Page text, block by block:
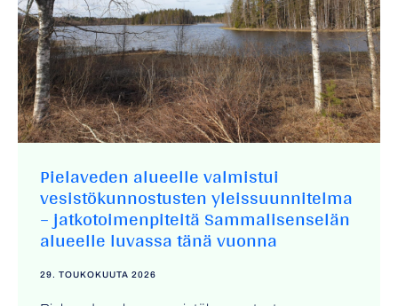
Pielaveden alueelle valmistui
vesistökunnostusten yleissuunnitelma
– jatkotoimenpiteitä Sammalisenselän
alueelle luvassa tänä vuonna
29. TOUKOKUUTA 2026